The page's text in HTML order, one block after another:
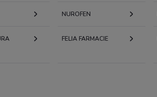
NUROFEN
FELIA FARMACIE